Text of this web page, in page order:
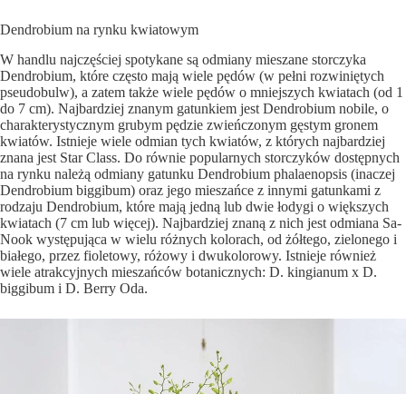
Dendrobium na rynku kwiatowym
W handlu najczęściej spotykane są odmiany mieszane storczyka
Dendrobium, które często mają wiele pędów (w pełni rozwiniętych
pseudobulw), a zatem także wiele pędów o mniejszych kwiatach (od 1
do 7 cm). Najbardziej znanym gatunkiem jest Dendrobium nobile, o
charakterystycznym grubym pędzie zwieńczonym gęstym gronem
kwiatów. Istnieje wiele odmian tych kwiatów, z których najbardziej
znana jest Star Class. Do równie popularnych storczyków dostępnych
na rynku należą odmiany gatunku Dendrobium phalaenopsis (inaczej
Dendrobium biggibum) oraz jego mieszańce z innymi gatunkami z
rodzaju Dendrobium, które mają jedną lub dwie łodygi o większych
kwiatach (7 cm lub więcej). Najbardziej znaną z nich jest odmiana Sa-
Nook występująca w wielu różnych kolorach, od żółtego, zielonego i
białego, przez fioletowy, różowy i dwukolorowy. Istnieje również
wiele atrakcyjnych mieszańców botanicznych: D. kingianum x D.
biggibum i D. Berry Oda.